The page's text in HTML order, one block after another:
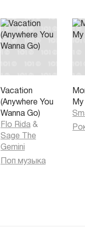
Vacation
(Anywhere You
Wanna Go)
Flo Rida &
Sage The
Gemini
Поп музыка